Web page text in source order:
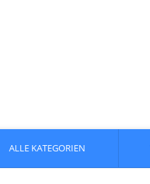
ALLE KATEGORIEN